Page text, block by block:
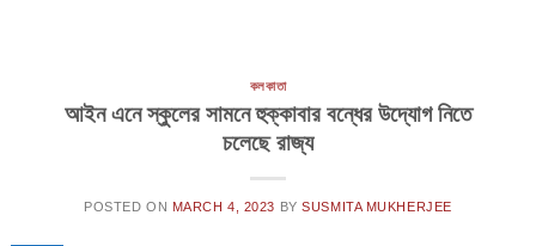
কলকাতা
আইন এনে স্কুলের সামনে হুক্কাবার বন্ধের উদ্যোগ নিতে
চলেছে রাজ্য
POSTED ON MARCH 4, 2023 BYSUSMITA MUKHERJEE